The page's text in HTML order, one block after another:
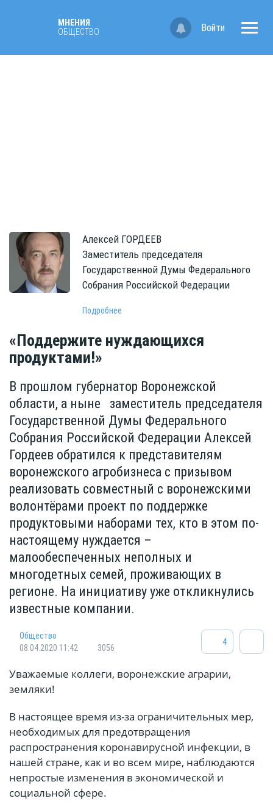
МНЕНИЯ
ОБЩЕСТВО
Войти
Алексей ГОРДЕЕВ
Заместитель председателя
Государственной Думы Федерального
Собрания Российской Федерации
Подробнее
«Поддержите нуждающихся
продуктами!»
В прошлом губернатор Воронежской
области, а ныне заместитель председателя
Государственной Думы Федерального
Собрания Российской Федерации Алексей
Гордеев обратился к представителям
воронежского агробизнеса с призывом
реализовать совместный с воронежскими
волонтёрами проект по поддержке
продуктовыми наборами тех, кто в этом по-
настоящему нуждается –
малообеспеченных неполных и
многодетных семей, проживающих в
регионе. На инициативу уже откликнулись
известные компании.
Общество
08.04.2020 11:42
3056
4
Уважаемые коллеги, воронежские аграрии,
земляки!
В настоящее время из-за ограничительных мер,
необходимых для предотвращения
распространения коронавирусной инфекции, в
нашей стране, как и во всем мире, наблюдаются
непростые изменения в экономической и
социальной сфере.